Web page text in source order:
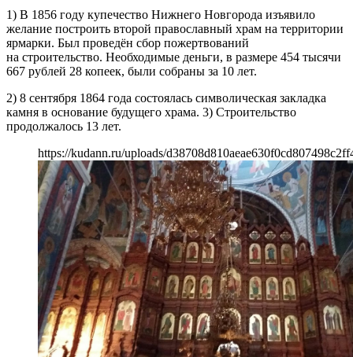
1) В 1856 году купечество Нижнего Новгорода изъявило
желание построить второй православный храм на территории
ярмарки. Был проведён сбор пожертвований
на строительство. Необходимые деньги, в размере 454 тысячи
667 рублей 28 копеек, были собраны за 10 лет.
2) 8 сентября 1864 года состоялась символическая закладка
камня в основание будущего храма. 3) Строительство
продолжалось 13 лет.
https://kudann.ru/uploads/